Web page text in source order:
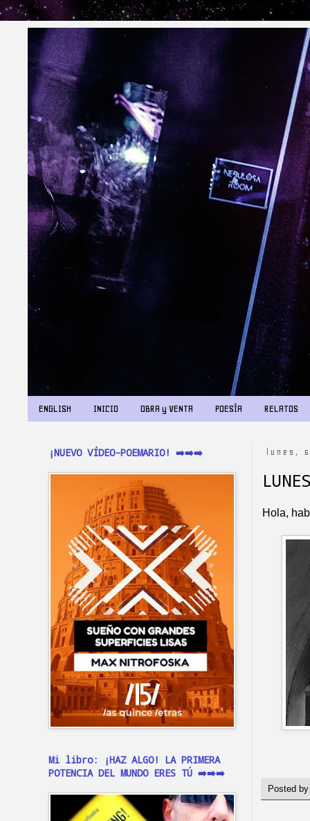
ENGLISH INICIO OBRA y VENTA POESÍA RELATOS
lunes,
LUNES
Hola,
Posted
¡NUEVO VÍDEO-POEMARIO! ➡️➡️➡️
Mi libro: ¡HAZ ALGO! LA PRIMERA
POTENCIA DEL MUNDO ERES TÚ ➡️➡️➡️